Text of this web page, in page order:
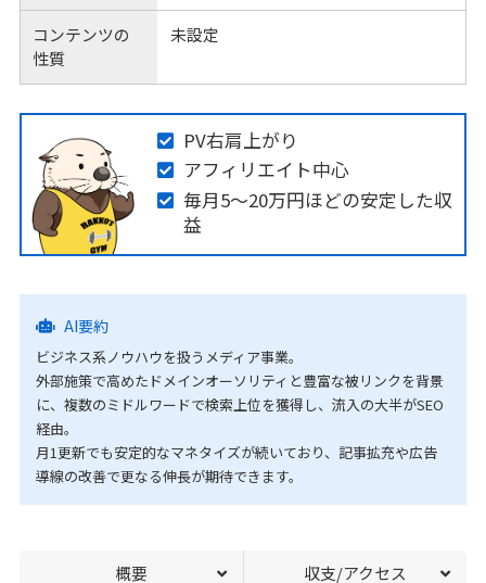
コンテンツの
性質
未設定
PV右肩上がり
アフィリエイト中心
毎月5〜20万円ほどの安定した収
益
AI要約
ビジネス系ノウハウを扱うメディア事業。
外部施策で高めたドメインオーソリティと豊富な被リンクを背景
に、複数のミドルワードで検索上位を獲得し、流入の大半がSEO
経由。
月1更新でも安定的なマネタイズが続いており、記事拡充や広告
導線の改善で更なる伸長が期待できます。
概要 収支/アクセス